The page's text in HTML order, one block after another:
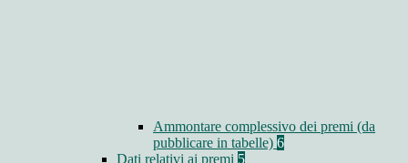
Ammontare complessivo dei premi (da
pubblicare in tabelle) 6
Dati relativi ai premi 5